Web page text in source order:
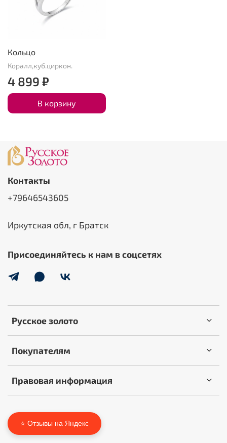
Кольцо
Коралл,куб.циркон.
4 899 ₽
В корзину
Русское золото
Покупателям
Правовая информация
Контакты
+79646543605
Иркутская обл, г Братск
Присоединяйтесь к нам в соцсетях
⭐ Отзывы на Яндекс